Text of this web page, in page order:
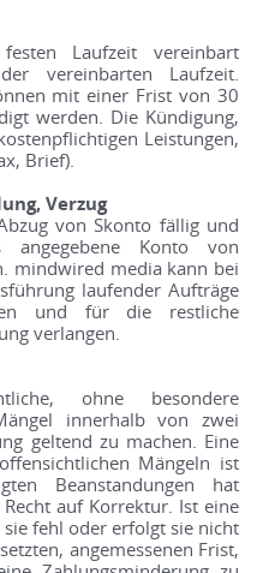
Laufzeit vereinbart
vereinbarten Laufzeit.
mit einer Frist von 30
werden. Die Kündigung,
Leistungen,
Brief).
Verzug
von Skonto fällig und
Konto von
mindwired media kann bei
laufender Aufträge
und für die restliche
verlangen.
ohne besondere
innerhalb von zwei
geltend zu machen. Eine
Mängeln ist
Beanstandungen hat
auf Korrektur. Ist eine
fehl oder erfolgt sie nicht
angemessenen Frist,